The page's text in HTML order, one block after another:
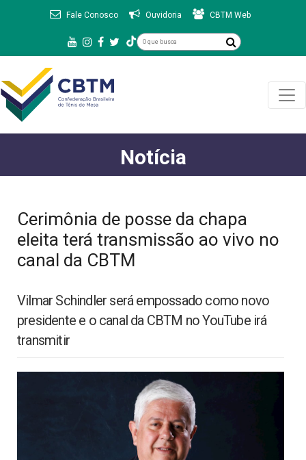
Fale Conosco Ouvidoria CBTM Web
Notícia
Cerimônia de posse da chapa
eleita terá transmissão ao vivo no
canal da CBTM
Vilmar Schindler será empossado como novo
presidente e o canal da CBTM no YouTube irá
transmitir